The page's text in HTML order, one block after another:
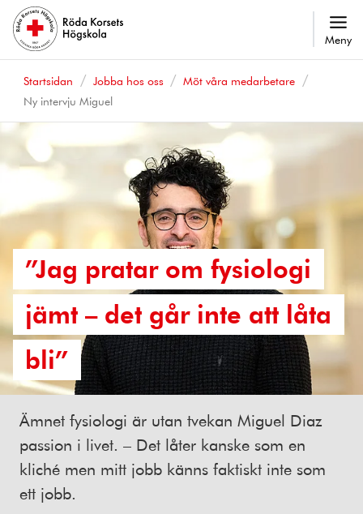
Meny
Startsidan Jobba hos oss
Möt våra medarbetare
Ny intervju Miguel
”Jag pratar om fysiologi
jämt – det går inte att låta
bli”
Ämnet fysiologi är utan tvekan Miguel Diaz
passion i livet. – Det låter kanske som en
kliché men mitt jobb känns faktiskt inte som
ett jobb.